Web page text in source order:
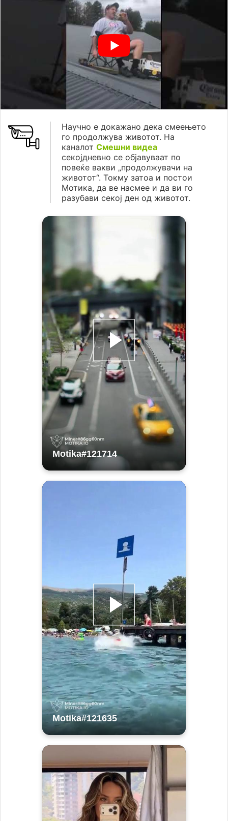
Научно е докажано дека смеењето
го продолжува животот. На
каналот Смешни видеа
секојдневно се објавуваат по
повеќе вакви „продолжувачи на
животот“. Токму затоа и постои
Мотика, да ве насмее и да ви го
разубави секој ден од животот.